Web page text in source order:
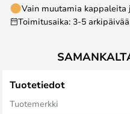
Vain muutamia kappaleita
Toimitusaika: 3-5 arkipäivää
Tuotetiedot
Tuotemerkki